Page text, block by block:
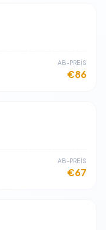
​AB-PREİS
€86
​AB-PREİS
€67